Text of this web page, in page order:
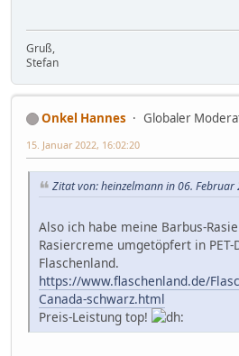
Gruß,
Stefan
Onkel Hannes
Globaler
15. Januar 2022, 16:02:20
Zitat von: heinzelmann in 06. Februar
Also ich habe meine Barbus-
Rasiercreme umgetöpfert in PET-
Flaschenland.
https://www.flaschenland.de/
Canada-schwarz.html
Preis-Leistung top!